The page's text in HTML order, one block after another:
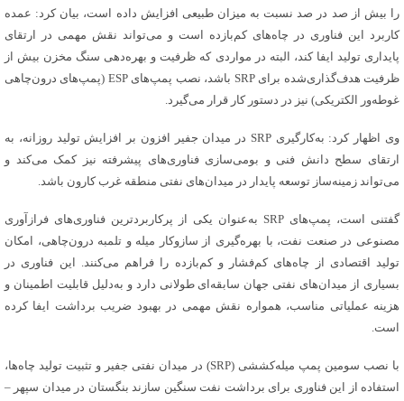
را بیش از صد در صد نسبت به میزان طبیعی افزایش داده است، بیان کرد: عمده
کاربرد این فناوری در چاه‌های کم‌بازده است و می‌تواند نقش مهمی در ارتقای
پایداری تولید ایفا کند، البته در مواردی که ظرفیت و بهره‌دهی سنگ مخزن بیش از
ظرفیت هدف‌گذاری‌شده برای SRP باشد، نصب پمپ‌های ESP (پمپ‌های درون‌چاهی
غوطه‌ور الکتریکی) نیز در دستور کار قرار می‌گیرد.
وی اظهار کرد: به‌کارگیری SRP در میدان جفیر افزون بر افزایش تولید روزانه، به
ارتقای سطح دانش فنی و بومی‌سازی فناوری‌های پیشرفته نیز کمک می‌کند و
می‌تواند زمینه‌ساز توسعه پایدار در میدان‌های نفتی منطقه غرب کارون باشد.
گفتنی است، پمپ‌های SRP به‌عنوان یکی از پرکاربردترین فناوری‌های فرازآوری
مصنوعی در صنعت نفت، با بهره‌گیری از سازوکار میله و تلمبه درون‌چاهی، امکان
تولید اقتصادی از چاه‌های کم‌فشار و کم‌بازده را فراهم می‌کنند. این فناوری در
بسیاری از میدان‌های نفتی جهان سابقه‌ای طولانی دارد و به‌دلیل قابلیت اطمینان و
هزینه عملیاتی مناسب، همواره نقش مهمی در بهبود ضریب برداشت ایفا کرده
است.
با نصب سومین پمپ میله‌کششی (SRP) در میدان نفتی جفیر و تثبیت تولید چاه‌ها،
استفاده از این فناوری برای برداشت نفت سنگین سازند بنگستان در میدان سپهر –